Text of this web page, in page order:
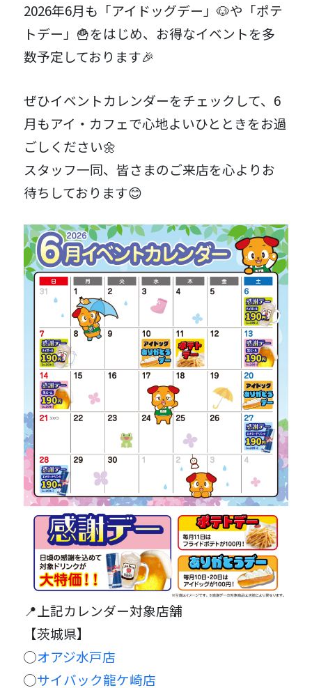
2026年6月も「アイドッグデー」🐶や「ポテ
トデー」🍟をはじめ、お得なイベントを多
数予定しております🎉
ぜひイベントカレンダーをチェックして、6
月もアイ・カフェで心地よいひとときをお過
ごしください🌼
スタッフ一同、皆さまのご来店を心よりお
待ちしております😊
📍上記カレンダー対象店舗
【茨城県】
◯オアジ水戸店
◯サイバック龍ケ崎店